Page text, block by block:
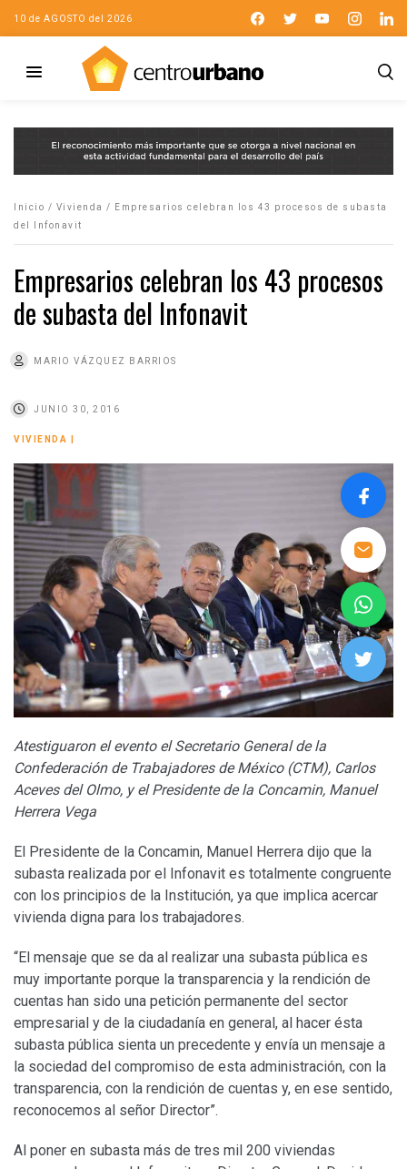
10 de AGOSTO del 2026
Inicio / Vivienda /
Empresarios celebran los 43 procesos de subasta
del Infonavit
Empresarios celebran los 43 procesos
de subasta del Infonavit
MARIO VÁZQUEZ BARRIOS
JUNIO 30, 2016
VIVIENDA
Atestiguaron el evento el Secretario General de la
Confederación de Trabajadores de México (CTM), Carlos
Aceves del Olmo, y el Presidente de la Concamin, Manuel
Herrera Vega
El Presidente de la Concamin, Manuel Herrera dijo que la
subasta realizada por el Infonavit es totalmente congruente
con los principios de la Institución, ya que implica acercar
vivienda digna para los trabajadores.
“El mensaje que se da al realizar una subasta pública es
muy importante porque la transparencia y la rendición de
cuentas han sido una petición permanente del sector
empresarial y de la ciudadanía en general, al hacer ésta
subasta pública sienta un precedente y envía un mensaje a
la sociedad del compromiso de esta administración, con la
transparencia, con la rendición de cuentas y, en ese sentido,
reconocemos al señor Director”.
Al poner en subasta más de tres mil 200 viviendas